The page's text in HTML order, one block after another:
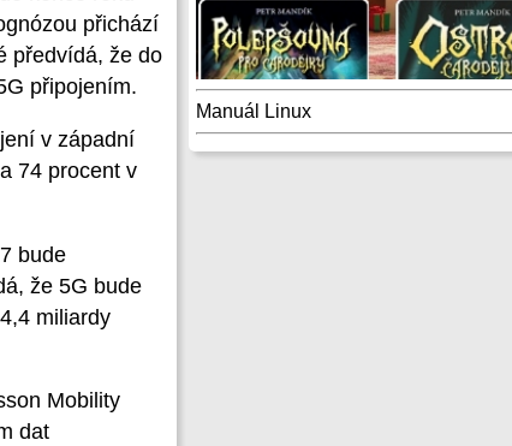
Manuál Linux
přichází
předvídá, že do
připojením.
v západní
74 procent v
bude
že 5G bude
miliardy
Mobility
dat